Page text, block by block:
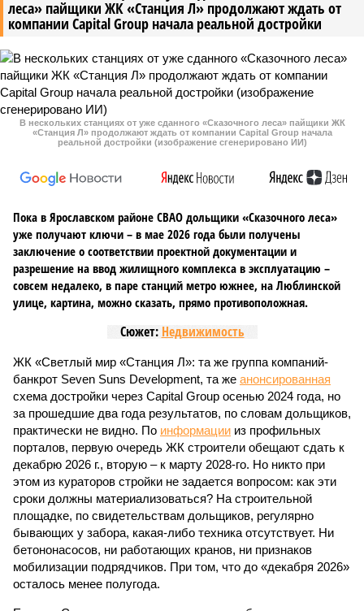
леса» пайщики ЖК «Станция Л» продолжают ждать от
компании Capital Group начала реальной достройки
В нескольких станциях от уже сданного «Сказочного леса» пайщики ЖК
«Станция Л» продолжают ждать от компании Capital Group начала
реальной достройки (изображение сгенерировано ИИ)
Пока в Ярославском районе СВАО дольщики «Сказочного леса»
уже получают ключи – в мае 2026 года были получены
заключение о соответствии проектной документации и
разрешение на ввод жилищного комплекса в эксплуатацию –
совсем недалеко, в паре станций метро южнее, на Люблинской
улице, картина, можно сказать, прямо противоположная.
Сюжет: Недвижимость
ЖК «Светлый мир «Станция Л»: та же группа компаний-
банкрот Seven Suns Development, та же анонсированная
схема достройки через Capital Group осенью 2024 года, но
за прошедшие два года результатов, по словам дольщиков,
практически не видно. По информации из профильных
порталов, первую очередь ЖК строители обещают сдать к
декабрю 2026 г., вторую – к марту 2028-го. Но никто при
этом из кураторов стройки не задается вопросом: как эти
сроки должны материализоваться? На строительной
площадке, по свидетельствам дольщиков, регулярно
бывающих у забора, какая-либо техника отсутствует. Ни
бетононасосов, ни работающих кранов, ни признаков
мобилизации подрядчиков. При том, что до «декабря 2026»
осталось менее полугода.